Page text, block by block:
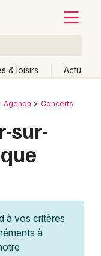
& loisirs Actu
Agenda Concerts
sur-
à vos critères
à
Près de moi